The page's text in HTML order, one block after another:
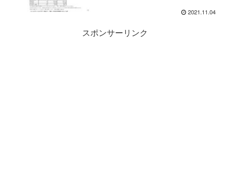
2021.11.04
スポンサーリンク